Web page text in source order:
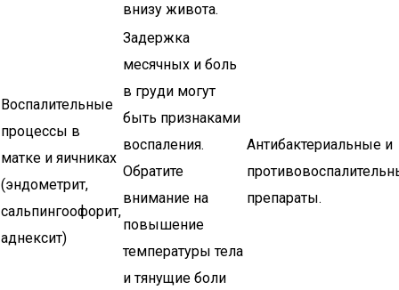
внизу живота.
Воспалительные
процессы в
матке и яичниках
(эндометрит,
сальпингоофорит,
аднексит)
Задержка
месячных и боль
в груди могут
быть признаками
воспаления.
Обратите
внимание на
повышение
температуры тела
и тянущие боли
Антибактериальные и
препараты.